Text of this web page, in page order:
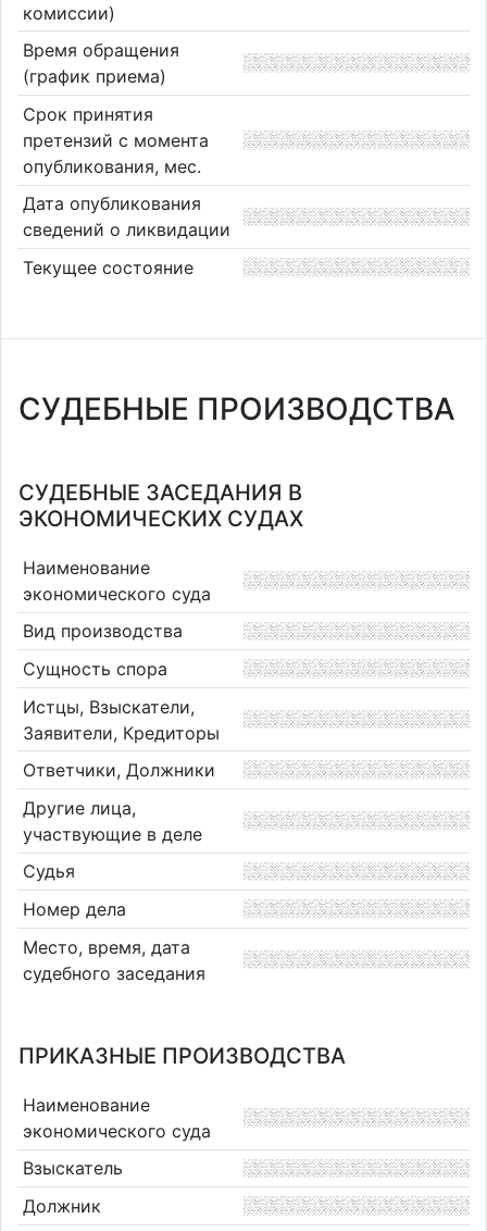
комиссии)
Время обращения
(график приема)
Срок принятия
претензий с момента
опубликования, мес.
Дата опубликования
сведений о ликвидации
Текущее состояние
СУДЕБНЫЕ ПРОИЗВОДСТВА
СУДЕБНЫЕ ЗАСЕДАНИЯ В
ЭКОНОМИЧЕСКИХ СУДАХ
Наименование
экономического суда
Вид производства
Сущность спора
Истцы, Взыскатели,
Заявители, Кредиторы
Ответчики, Должники
Другие лица,
участвующие в деле
Судья
Номер дела
Место, время, дата
судебного заседания
ПРИКАЗНЫЕ ПРОИЗВОДСТВА
Наименование
экономического суда
Взыскатель
Должник